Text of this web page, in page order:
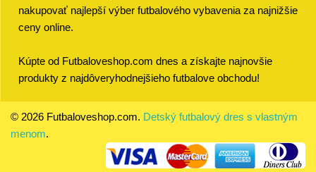
nakupovať najlepší výber futbalového vybavenia za najnižšie
ceny online.
Kúpte od Futbaloveshop.com dnes a získajte najnovšie
produkty z najdôveryhodnejšieho futbalove obchodu!
© 2026 Futbaloveshop.com. Detský futbalový dres s vlastným
menom.